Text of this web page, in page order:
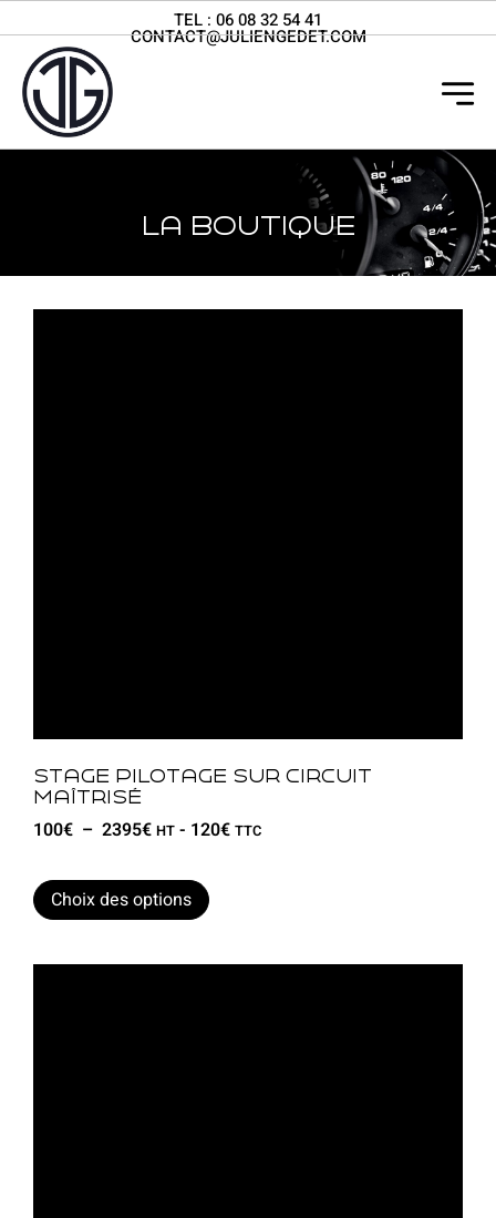
TEL : 06 08 32 54 41
CONTACT@JULIENGEDET.COM
La boutique
Stage pilotage sur circuit
maîtrisé
100€ – 2395€ HT - 120€ TTC
Choix des options